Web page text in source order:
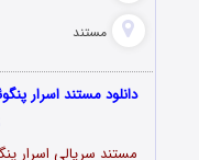
مستند